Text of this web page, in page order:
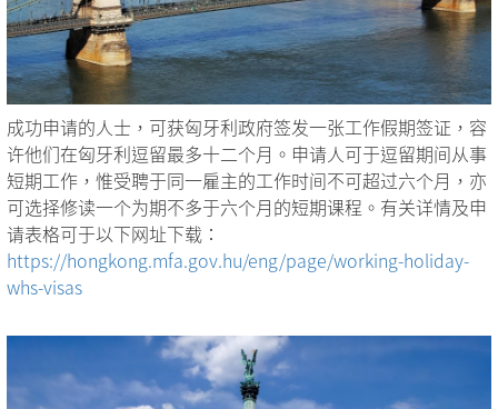
成功申请的人士，可获匈牙利政府签发一张工作假期签证，容
许他们在匈牙利逗留最多十二个月。申请人可于逗留期间从事
短期工作，惟受聘于同一雇主的工作时间不可超过六个月，亦
可选择修读一个为期不多于六个月的短期课程。有关详情及申
请表格可于以下网址下载：
https://hongkong.mfa.gov.hu/eng/page/working-holiday-
whs-visas